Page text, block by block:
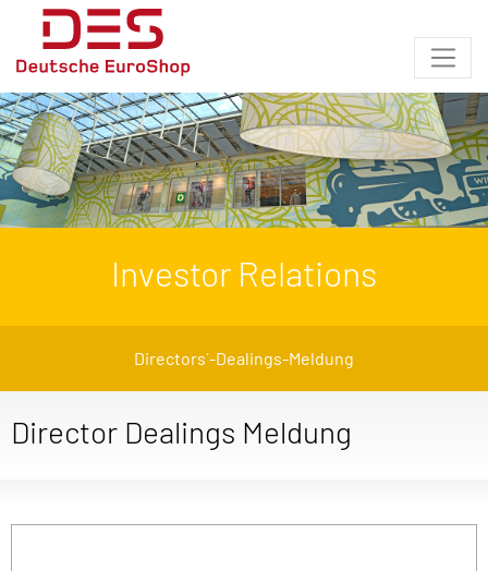
Investor Relations
Directors´-Dealings-Meldung
Director Dealings Meldung